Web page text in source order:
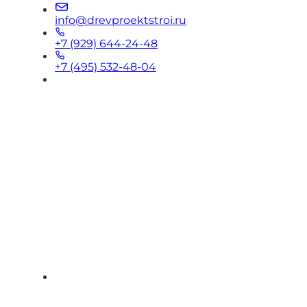
info@drevproektstroi.ru
+7 (929) 644-24-48
+7 (495) 532-48-04